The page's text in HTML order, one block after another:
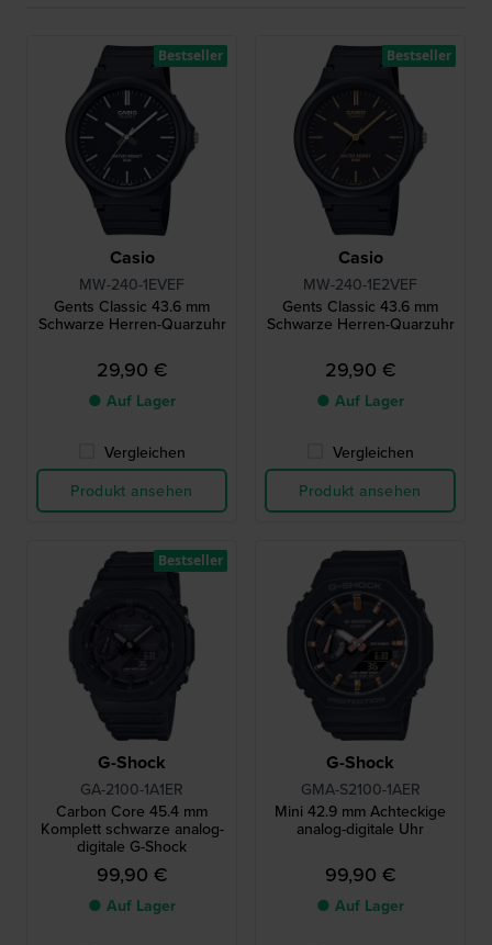
Casio
MW-240-1EVEF
Gents Classic 43.6 mm
Schwarze Herren-Quarzuhr
29,90 €
● Auf Lager
Vergleichen
Produkt ansehen
Bestseller
Casio
MW-240-1E2VEF
Gents Classic 43.6 mm
Schwarze Herren-Quarzuhr
29,90 €
● Auf Lager
Vergleichen
Produkt ansehen
Bestseller
G-Shock
GA-2100-1A1ER
Carbon Core 45.4 mm
Komplett schwarze analog-
digitale G-Shock
99,90 €
● Auf Lager
Bestseller
G-Shock
GMA-S2100-1AER
Mini 42.9 mm Achteckige
analog-digitale Uhr
99,90 €
● Auf Lager